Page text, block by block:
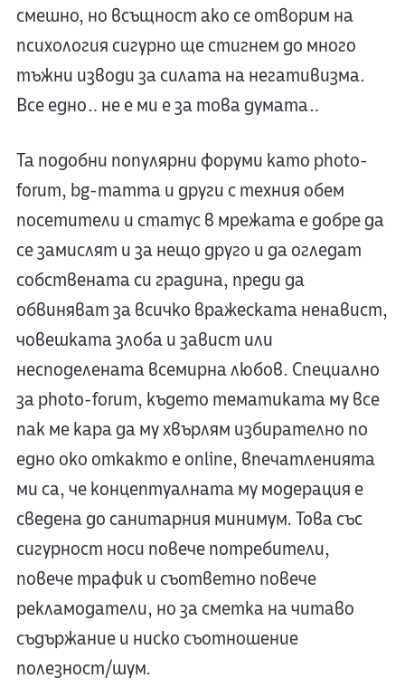
смешно, но всъщност ако се отворим на
психология сигурно ще стигнем до много
тъжни изводи за силата на негативизма.
Все едно… не е ми е за това думата…
Та подобни популярни форуми като photo-
forum, bg-mamma и други с техния обем
посетители и статус в мрежата е добре да
се замислят и за нещо друго и да огледат
собствената си градина, преди да
обвиняват за всичко вражеската ненавист,
човешката злоба и завист или
несподелената всемирна любов. Специално
за photo-forum, където тематиката му все
пак ме кара да му хвърлям избирателно по
едно око откакто е online, впечатленията
ми са, че концептуалната му модерация е
сведена до санитарния минимум. Това със
сигурност носи повече потребители,
повече трафик и съответно повече
рекламодатели, но за сметка на читаво
съдържание и ниско съотношение
полезност/шум.